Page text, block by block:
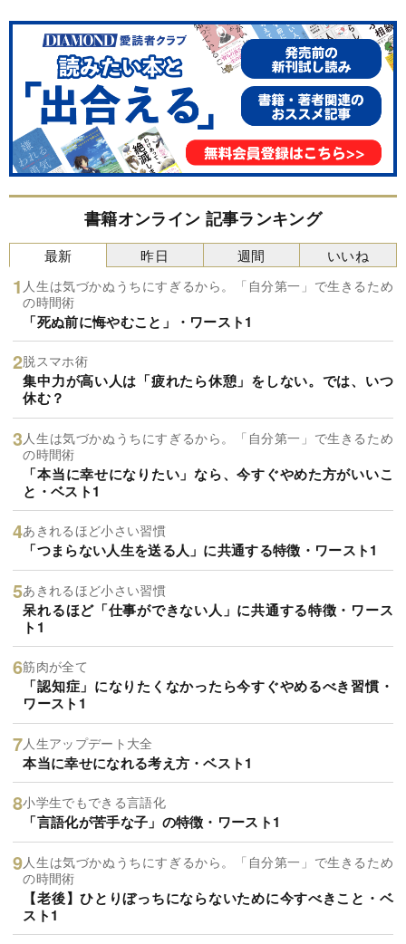
書籍オンライン 記事ランキング
最新
人生は気づかぬうちにすぎるから。「自分第一」で生きるため
の時間術
「死ぬ前に悔やむこと」・ワースト1
脱スマホ術
集中力が高い人は「疲れたら休憩」をしない。では、いつ
休む？
人生は気づかぬうちにすぎるから。「自分第一」で生きるため
の時間術
「本当に幸せになりたい」なら、今すぐやめた方がいいこ
と・ベスト1
あきれるほど小さい習慣
「つまらない人生を送る人」に共通する特徴・ワースト1
あきれるほど小さい習慣
呆れるほど「仕事ができない人」に共通する特徴・ワース
ト1
筋肉が全て
「認知症」になりたくなかったら今すぐやめるべき習慣・
ワースト1
人生アップデート大全
本当に幸せになれる考え方・ベスト1
小学生でもできる言語化
「言語化が苦手な子」の特徴・ワースト1
人生は気づかぬうちにすぎるから。「自分第一」で生きるため
の時間術
【老後】ひとりぼっちにならないために今すべきこと・ベ
スト1
昨日 週間 いいね